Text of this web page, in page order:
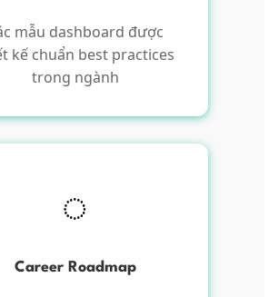
mẫu dashboard được
kế chuẩn best practices
trong ngành
◌
Career Roadmap